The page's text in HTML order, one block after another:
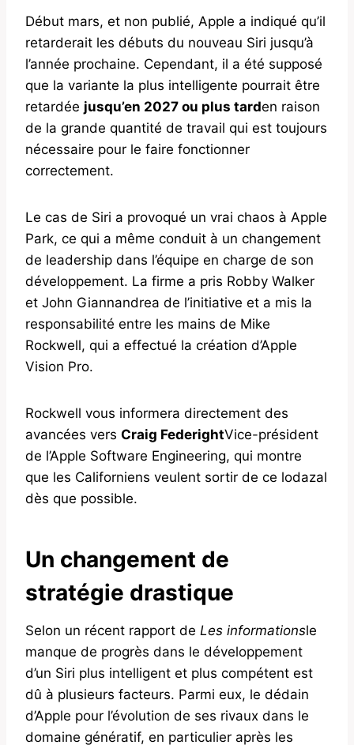
Début mars, et non publié, Apple a indiqué qu’il
retarderait les débuts du nouveau Siri jusqu’à
l’année prochaine. Cependant, il a été supposé
que la variante la plus intelligente pourrait être
retardée jusqu’en 2027 ou plus tarden raison
de la grande quantité de travail qui est toujours
nécessaire pour le faire fonctionner
correctement.
Le cas de Siri a provoqué un vrai chaos à Apple
Park, ce qui a même conduit à un changement
de leadership dans l’équipe en charge de son
développement. La firme a pris Robby Walker
et John Giannandrea de l’initiative et a mis la
responsabilité entre les mains de Mike
Rockwell, qui a effectué la création d’Apple
Vision Pro.
Rockwell vous informera directement des
avancées vers Craig FederightVice-président
de l’Apple Software Engineering, qui montre
que les Californiens veulent sortir de ce lodazal
dès que possible.
Un changement de
stratégie drastique
Selon un récent rapport de Les informationsle
manque de progrès dans le développement
d’un Siri plus intelligent et plus compétent est
dû à plusieurs facteurs. Parmi eux, le dédain
d’Apple pour l’évolution de ses rivaux dans le
domaine génératif, en particulier après les